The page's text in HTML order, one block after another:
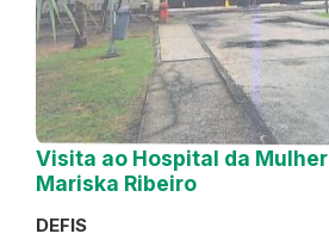
Visita ao Hospital da Mulher
Mariska Ribeiro
DEFIS